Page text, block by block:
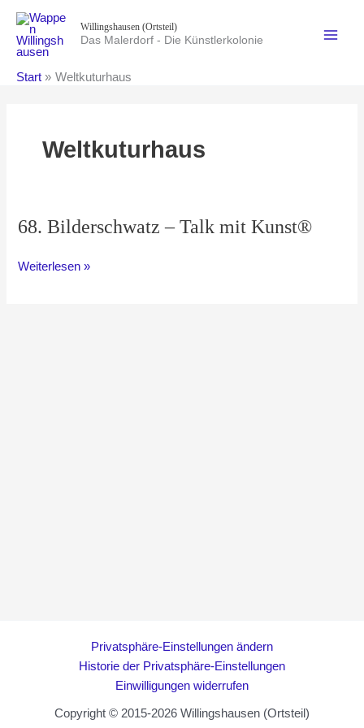
Inhalt
springen
Willingshausen (Ortsteil)
Das Malerdorf - Die Künstlerkolonie
Start Weltkuturhaus
Weltkuturhaus
68. Bilderschwatz – Talk mit Kunst®
68.
Weiterlesen »
Privatsphäre-Einstellungen ändern
Historie der Privatsphäre-Einstellungen
Einwilligungen widerrufen
Copyright © 2015-2026 Willingshausen (Ortsteil)